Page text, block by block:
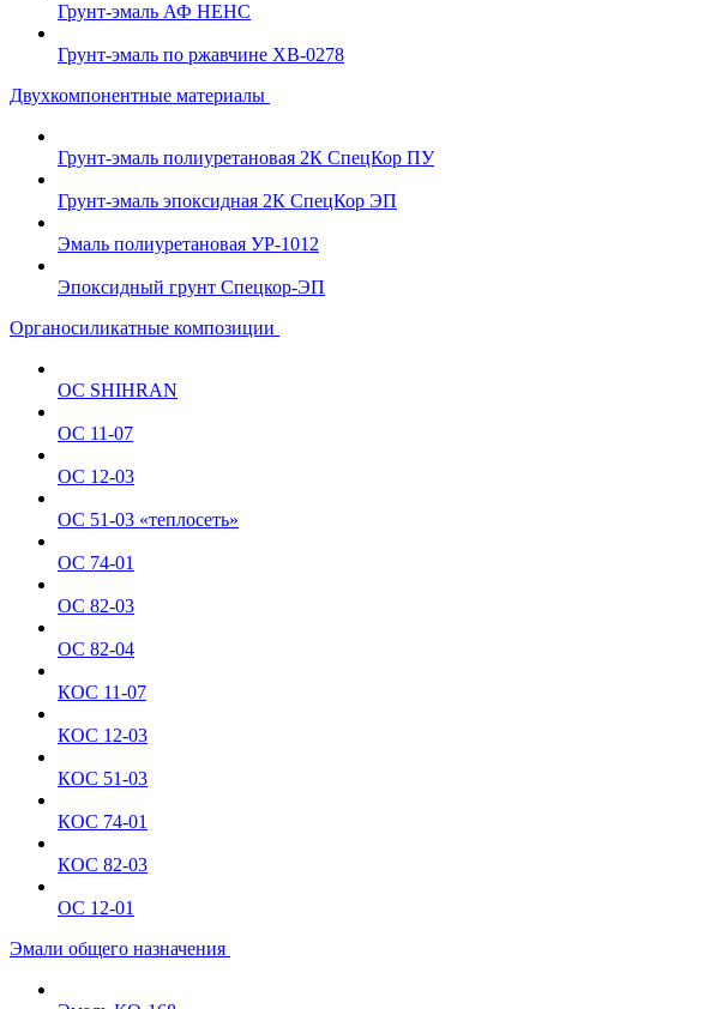
Грунт-эмаль АФ НЕНС
Грунт-эмаль по ржавчине ХВ-0278
Двухкомпонентные материалы
Грунт-эмаль полиуретановая 2К СпецКор ПУ
Грунт-эмаль эпоксидная 2К СпецКор ЭП
Эмаль полиуретановая УР-1012
Эпоксидный грунт Спецкор-ЭП
Органосиликатные композиции
ОС SHIHRAN
ОС 11-07
ОС 12-03
ОС 51-03 «теплосеть»
ОС 74-01
ОС 82-03
ОС 82-04
КОС 11-07
КОС 12-03
КОС 51-03
КОС 74-01
КОС 82-03
ОС 12-01
Эмали общего назначения